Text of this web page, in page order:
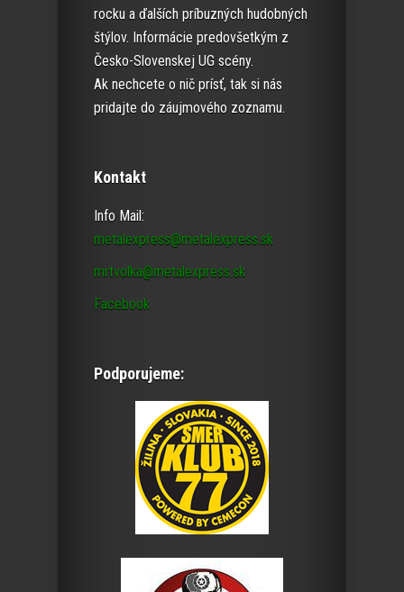
rocku a ďalších príbuzných hudobných
štýlov. Informácie predovšetkým z
Česko-Slovenskej UG scény.
Ak nechcete o nič prísť, tak si nás
pridajte do záujmového zoznamu.
Kontakt
Info Mail:
metalexpress@metalexpress.sk
mrtvolka@metalexpress.sk
Facebook
Podporujeme: